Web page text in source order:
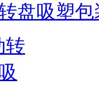
盘吸塑包